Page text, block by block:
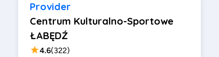
Provider
Centrum Kulturalno-Sportowe
ŁABĘDŹ
4.6(322)